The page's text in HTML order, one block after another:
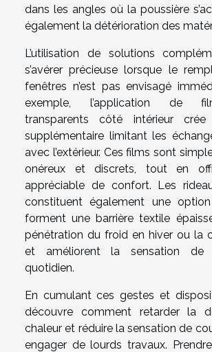
dans les angles où la poussière
également la détérioration des
L’utilisation de solutions
s’avérer précieuse lorsque le
fenêtres n’est pas envisagé
exemple, l’application de
transparents côté intérieur
supplémentaire limitant les
avec l’extérieur. Ces films sont
onéreux et discrets, tout en
appréciable de confort. Les
constituent également une
forment une barrière textile
pénétration du froid en hiver ou la
et améliorent la sensation de
quotidien.
En cumulant ces gestes et
découvre comment retarder la
chaleur et réduire la sensation de
engager de lourds travaux.